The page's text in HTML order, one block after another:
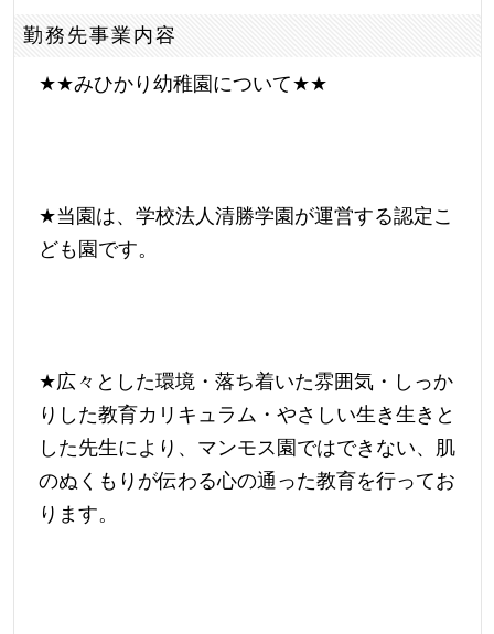
勤務先事業内容
★★みひかり幼稚園について★★
★当園は、学校法人清勝学園が運営する認定こ
ども園です。
★広々とした環境・落ち着いた雰囲気・しっか
りした教育カリキュラム・やさしい生き生きと
した先生により、マンモス園ではできない、肌
のぬくもりが伝わる心の通った教育を行ってお
ります。